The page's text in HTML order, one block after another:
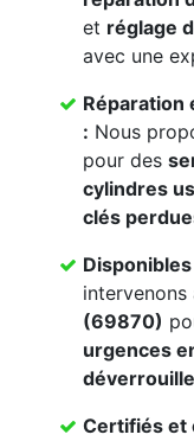
et réglage
avec une
Réparation
: Nous
pour des
cylindres
clés
(69870)
urgences
Certifiés et